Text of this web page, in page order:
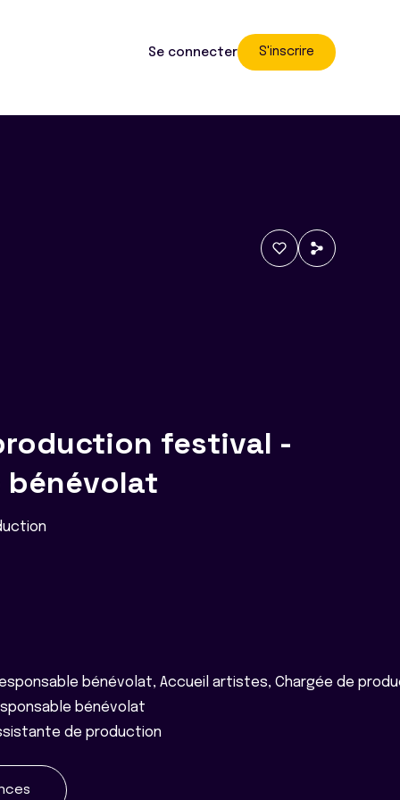
Se connecter S'inscrire
festival -
bénévolat
bénévolat, Accueil artistes, Chargée de
bénévolat
de production